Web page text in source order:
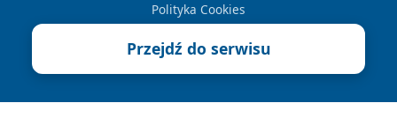
Polityka Cookies
Przejdź do serwisu